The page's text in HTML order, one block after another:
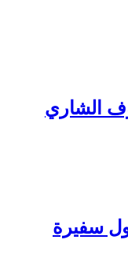
الشاري
سفيرة